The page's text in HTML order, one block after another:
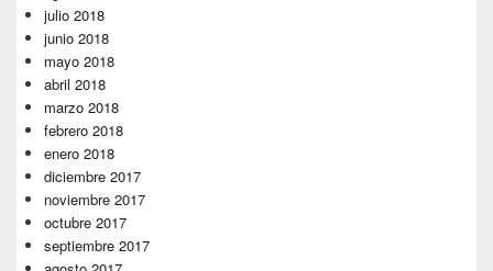
julio 2018
junio 2018
mayo 2018
abril 2018
marzo 2018
febrero 2018
enero 2018
diciembre 2017
noviembre 2017
octubre 2017
septiembre 2017